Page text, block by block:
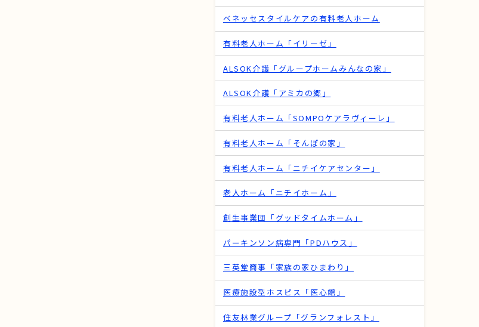
ベネッセスタイルケアの有料老人ホーム
有料老人ホーム「イリーゼ」
ALSOK介護「グループホームみんなの家」
ALSOK介護「アミカの郷」
有料老人ホーム「SOMPOケアラヴィーレ」
有料老人ホーム「そんぽの家」
有料老人ホーム「ニチイケアセンター」
老人ホーム「ニチイホーム」
創生事業団「グッドタイムホーム」
パーキンソン病専門「PDハウス」
三英堂商事「家族の家ひまわり」
医療施設型ホスピス「医心館」
住友林業グループ「グランフォレスト」